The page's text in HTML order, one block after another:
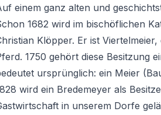
einem ganz alten und
1682 wird im bischöflichen
Klöpper. Er ist
1750 gehört diese Besitzung
ursprünglich: ein Meier
wird ein Bredemeyer als
in unserem Dorfe